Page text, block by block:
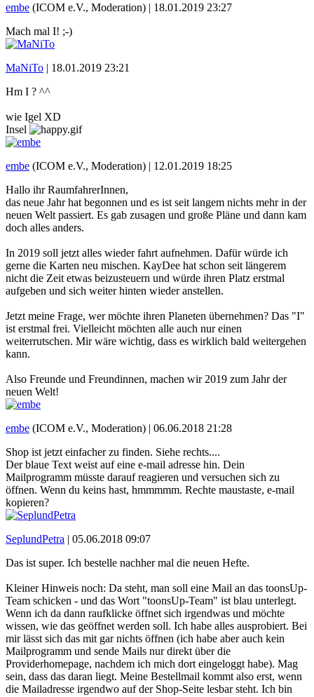
embe (ICOM e.V., Moderation) | 18.01.2019 23:27
Mach mal I! ;-)
MaNiTo | 18.01.2019 23:21
Hm I ? ^^
wie Igel XD
Insel
embe (ICOM e.V., Moderation) | 12.01.2019 18:25
Hallo ihr RaumfahrerInnen,
das neue Jahr hat begonnen und es ist seit langem nichts mehr in der
neuen Welt passiert. Es gab zusagen und große Pläne und dann kam
doch alles anders.
In 2019 soll jetzt alles wieder fahrt aufnehmen. Dafür würde ich
gerne die Karten neu mischen. KayDee hat schon seit längerem
nicht die Zeit etwas beizusteuern und würde ihren Platz erstmal
aufgeben und sich weiter hinten wieder anstellen.
Jetzt meine Frage, wer möchte ihren Planeten übernehmen? Das "I"
ist erstmal frei. Vielleicht möchten alle auch nur einen
weiterrutschen. Mir wäre wichtig, dass es wirklich bald weitergehen
kann.
Also Freunde und Freundinnen, machen wir 2019 zum Jahr der
neuen Welt!
embe (ICOM e.V., Moderation) | 06.06.2018 21:28
Shop ist jetzt einfacher zu finden. Siehe rechts....
Der blaue Text weist auf eine e-mail adresse hin. Dein
Mailprogramm müsste darauf reagieren und versuchen sich zu
öffnen. Wenn du keins hast, hmmmmm. Rechte maustaste, e-mail
kopieren?
SeplundPetra | 05.06.2018 09:07
Das ist super. Ich bestelle nachher mal die neuen Hefte.
Kleiner Hinweis noch: Da steht, man soll eine Mail an das toonsUp-
Team schicken - und das Wort "toonsUp-Team" ist blau unterlegt.
Wenn ich da dann raufklicke öffnet sich irgendwas und möchte
wissen, wie das geöffnet werden soll. Ich habe alles ausprobiert. Bei
mir lässt sich das mit gar nichts öffnen (ich habe aber auch kein
Mailprogramm und sende Mails nur direkt über die
Providerhomepage, nachdem ich mich dort eingeloggt habe). Mag
sein, dass das daran liegt. Meine Bestellmail kommt also erst, wenn
die Mailadresse irgendwo auf der Shop-Seite lesbar steht. Ich bin